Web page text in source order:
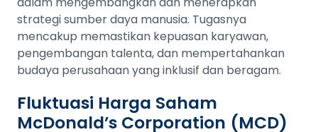
strategi sumber daya manusia. Tugasnya
mencakup memastikan kepuasan karyawan,
pengembangan talenta, dan mempertahankan
budaya perusahaan yang inklusif dan beragam​​.
Fluktuasi Harga Saham
McDonald’s Corporation (MCD)